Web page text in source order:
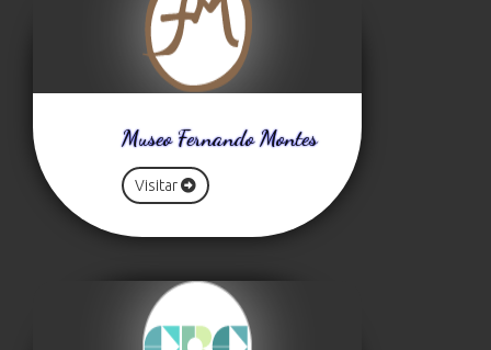
Museo Fernando Montes
Visitar